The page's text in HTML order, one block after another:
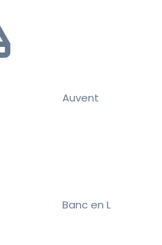
Auvent
Banc en L